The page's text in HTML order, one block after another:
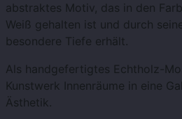
abstraktes Motiv, das in den
Weiß gehalten ist und durch
besondere Tiefe erhält.
Als handgefertigtes Echtholz-
Kunstwerk Innenräume in eine
Ästhetik.